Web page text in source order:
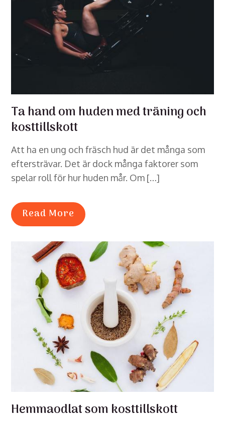
Ta hand om huden med träning och
kosttillskott
Att ha en ung och fräsch hud är det många som
eftersträvar. Det är dock många faktorer som
spelar roll för hur huden mår. Om […]
Read More
Hemmaodlat som kosttillskott